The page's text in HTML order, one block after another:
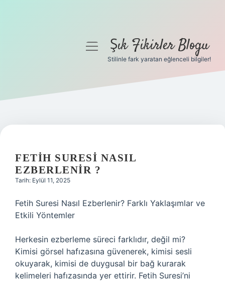
Gizlilik Politikası
Yasal Uyarı
menüyüŞık Fikirler Blogu
Stilinle fark yaratan eğlenceli bilgiler!
FETIH SURESI NASIL
EZBERLENIR ?
Tarih: Eylül 11, 2025
Fetih Suresi Nasıl Ezberlenir? Farklı Yaklaşımlar ve
Etkili Yöntemler
Herkesin ezberleme süreci farklıdır, değil mi?
Kimisi görsel hafızasına güvenerek, kimisi sesli
okuyarak, kimisi de duygusal bir bağ kurarak
kelimeleri hafızasında yer ettirir. Fetih Suresi’ni